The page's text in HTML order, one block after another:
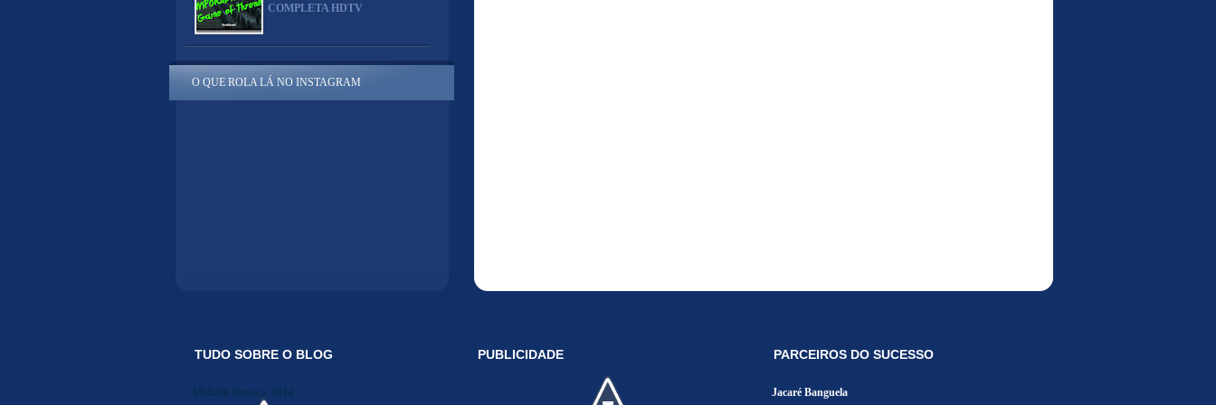
COMPLETA HDTV
O QUE ROLA LÁ NO INSTAGRAM
TUDO SOBRE O BLOG
Midiakit Danosse 2014
PUBLICIDADE PARCEIROS DO SUCESSO
Jacaré Banguela